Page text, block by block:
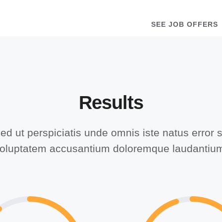
SEE JOB OFFERS
Results
ut perspiciatis unde omnis iste natus error
accusantium doloremque